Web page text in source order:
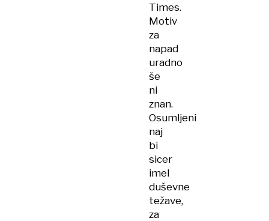
Times.
Motiv
za
napad
uradno
še
ni
znan.
Osumljeni
naj
bi
sicer
imel
duševne
težave,
za